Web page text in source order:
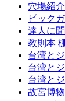
穴場紹
ピック
達人に
教則本
台湾と
台湾と
台湾と
故宮博